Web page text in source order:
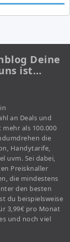
Deine
ist…
an Deals und
als 100.000
die
Handytarife,
uvm. Sei dabei,
Preisknaller
die mindestens
den besten
du beispielsweise
3,99€ pro Monat
und noch viel